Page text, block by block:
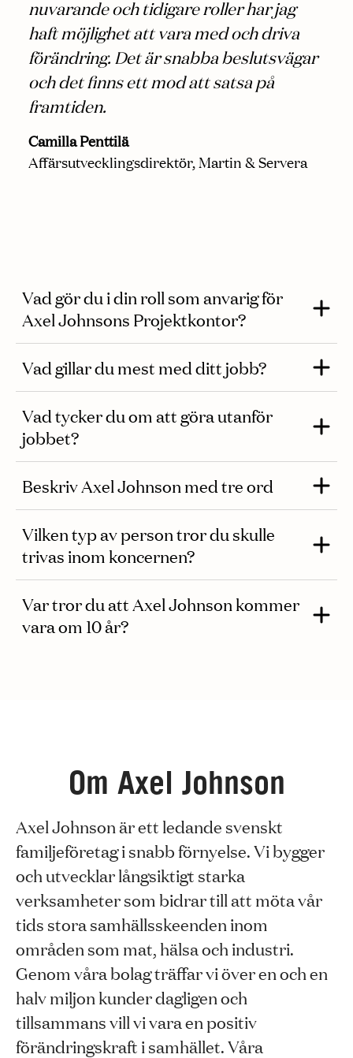
nuvarande och tidigare roller har jag
haft möjlighet att vara med och driva
förändring. Det är snabba beslutsvägar
och det finns ett mod att satsa på
framtiden.
Camilla Penttilä
Affärsutvecklingsdirektör, Martin & Servera
Vad gör du i din roll som anvarig för
Axel Johnsons Projektkontor?
Vad gillar du mest med ditt jobb?
Vad tycker du om att göra utanför
jobbet?
Beskriv Axel Johnson med tre ord
Vilken typ av person tror du skulle
trivas inom koncernen?
Var tror du att Axel Johnson kommer
vara om 10 år?
Om Axel Johnson
Axel Johnson är ett ledande svenskt
familjeföretag i snabb förnyelse. Vi bygger
och utvecklar långsiktigt starka
verksamheter som bidrar till att möta vår
tids stora samhällsskeenden inom
områden som mat, hälsa och industri.
Genom våra bolag träffar vi över en och en
halv miljon kunder dagligen och
tillsammans vill vi vara en positiv
förändringskraft i samhället. Våra